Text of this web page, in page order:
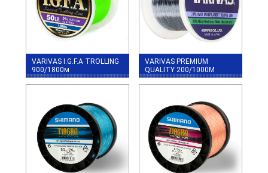
VARIVAS I.G.F.A TROLLING
900/1800м
VARIVAS PREMIUM
QUALITY 200/1000М